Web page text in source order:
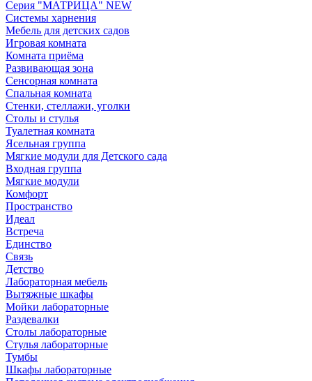
Серия "МАТРИЦА" NEW
Системы харнения
Мебель для детских садов
Игровая комната
Комната приёма
Развивающая зона
Сенсорная комната
Спальная комната
Стенки, стеллажи, уголки
Столы и стулья
Туалетная комната
Ясельная группа
Мягкие модули для Детского сада
Входная группа
Мягкие модули
Комфорт
Пространство
Идеал
Встреча
Единство
Связь
Детство
Лабораторная мебель
Вытяжные шкафы
Мойки лабораторные
Раздевалки
Столы лабораторные
Стулья лабораторные
Тумбы
Шкафы лабораторные